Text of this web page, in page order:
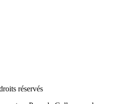
réservés